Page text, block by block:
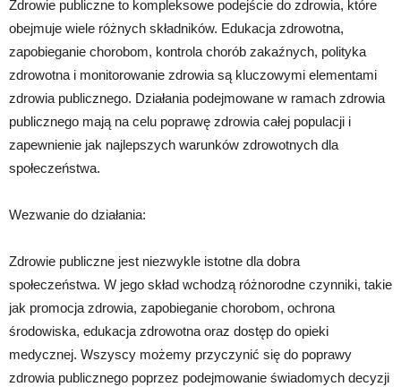
Zdrowie publiczne to kompleksowe podejście do zdrowia, które
obejmuje wiele różnych składników. Edukacja zdrowotna,
zapobieganie chorobom, kontrola chorób zakaźnych, polityka
zdrowotna i monitorowanie zdrowia są kluczowymi elementami
zdrowia publicznego. Działania podejmowane w ramach zdrowia
publicznego mają na celu poprawę zdrowia całej populacji i
zapewnienie jak najlepszych warunków zdrowotnych dla
społeczeństwa.
Wezwanie do działania:
Zdrowie publiczne jest niezwykle istotne dla dobra
społeczeństwa. W jego skład wchodzą różnorodne czynniki, takie
jak promocja zdrowia, zapobieganie chorobom, ochrona
środowiska, edukacja zdrowotna oraz dostęp do opieki
medycznej. Wszyscy możemy przyczynić się do poprawy
zdrowia publicznego poprzez podejmowanie świadomych decyzji